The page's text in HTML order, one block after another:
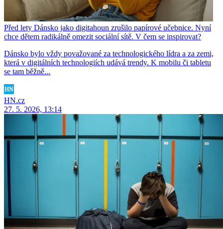
Před lety Dánsko jako digitahoun zrušilo papírové učebnice. Nyní
chce dětem radikálně omezit sociální sítě. V čem se inspirovat?
Dánsko bylo vždy považované za technologického lídra a za zemi,
která v digitálních technologiích udává trendy. K mobilu či tabletu
se tam běžně...
HN.cz
27. 5. 2026, 13:14